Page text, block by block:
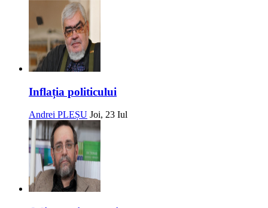
Inflația politicului
Andrei PLEȘU Joi, 23 Iul